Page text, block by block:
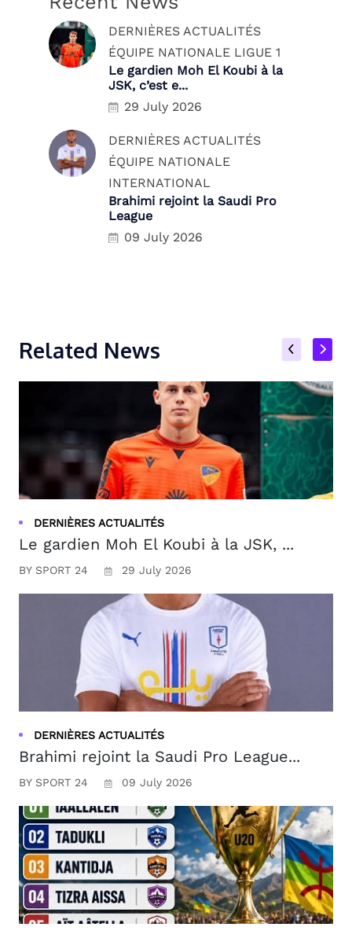
DERNIÈRES ACTUALITÉS
ÉQUIPE NATIONALE LIGUE 1
Le gardien Moh El Koubi à la
JSK, c’est e...
29 July 2026
DERNIÈRES ACTUALITÉS
ÉQUIPE NATIONALE
INTERNATIONAL
Brahimi rejoint la Saudi Pro
League
09 July 2026
Related News
DERNIÈRES ACTUALITÉS
Le gardien Moh El Koubi à la JSK, ...
BY SPORT 24 29 July 2026
DERNIÈRES ACTUALITÉS
Brahimi rejoint la Saudi Pro League...
BY SPORT 24 09 July 2026